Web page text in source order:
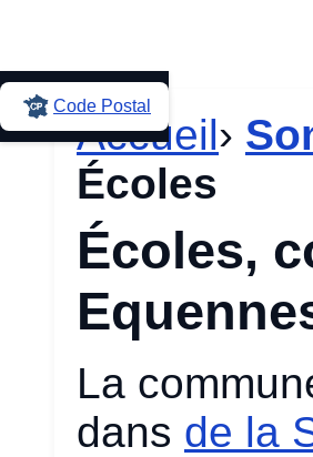
Code Postal
Accueil›
Écoles
Écoles,
La
dans de la